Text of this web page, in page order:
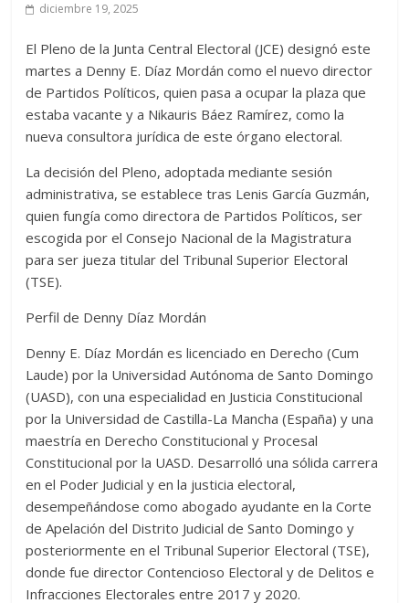
diciembre 19, 2025
El Pleno de la Junta Central Electoral (JCE) designó este
martes a Denny E. Díaz Mordán como el nuevo director
de Partidos Políticos, quien pasa a ocupar la plaza que
estaba vacante y a Nikauris Báez Ramírez, como la
nueva consultora jurídica de este órgano electoral.
La decisión del Pleno, adoptada mediante sesión
administrativa, se establece tras Lenis García Guzmán,
quien fungía como directora de Partidos Políticos, ser
escogida por el Consejo Nacional de la Magistratura
para ser jueza titular del Tribunal Superior Electoral
(TSE).
Perfil de Denny Díaz Mordán
Denny E. Díaz Mordán es licenciado en Derecho (Cum
Laude) por la Universidad Autónoma de Santo Domingo
(UASD), con una especialidad en Justicia Constitucional
por la Universidad de Castilla-La Mancha (España) y una
maestría en Derecho Constitucional y Procesal
Constitucional por la UASD. Desarrolló una sólida carrera
en el Poder Judicial y en la justicia electoral,
desempeñándose como abogado ayudante en la Corte
de Apelación del Distrito Judicial de Santo Domingo y
posteriormente en el Tribunal Superior Electoral (TSE),
donde fue director Contencioso Electoral y de Delitos e
Infracciones Electorales entre 2017 y 2020.